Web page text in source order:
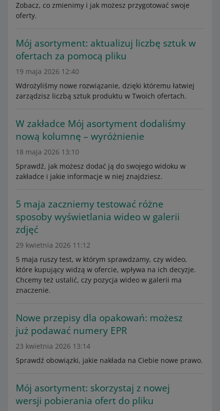
Zobacz, co zmienimy i jak możesz przygotować swoje
oferty.
Mój asortyment: aktualizuj liczbę sztuk w
ofertach za pomocą pliku
19 maja 2026 12:40
Wdrożyliśmy nowe rozwiązanie, dzięki któremu łatwiej
zarządzisz liczbą sztuk produktu w Twoich ofertach.
W zakładce Mój asortyment dodaliśmy
nową kolumnę – wyróżnienie
18 maja 2026 13:10
Sprawdź, jak możesz dodać ją do swojego widoku w
zakładce i jakie informacje w niej znajdziesz.
5 maja zaczniemy testować różne
sposoby wyświetlania wideo w galerii
zdjęć
29 kwietnia 2026 11:12
5 maja ruszy test, w którym sprawdzamy, czy wideo,
które kupujący widzą w ofercie, wpływa na ich decyzje.
Chcemy też ustalić, czy pozycja wideo w galerii ma
znaczenie.
Nowe przepisy dla opakowań: możesz
już podawać numery EPR
23 kwietnia 2026 13:14
Sprawdź obowiązki, jakie nakłada na Ciebie nowe prawo.
Mój asortyment: skorzystaj z nowej
wersji pobierania ofert do pliku